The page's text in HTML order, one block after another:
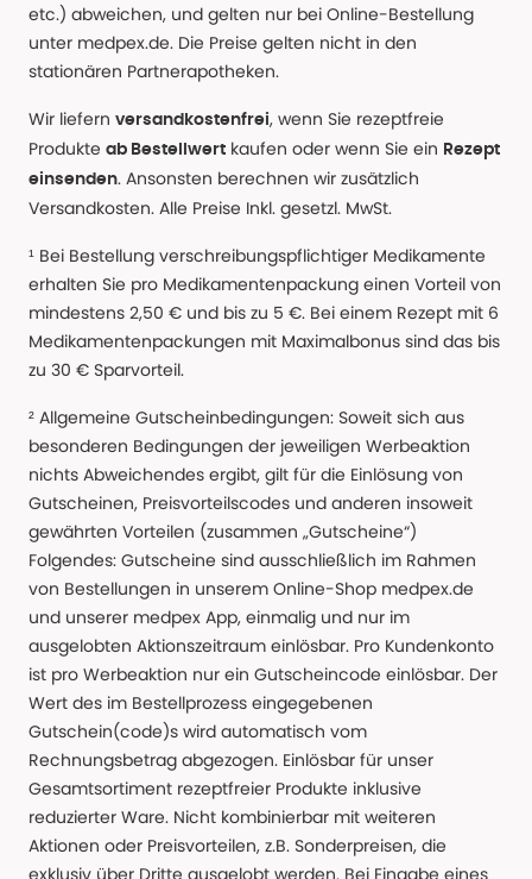
etc.) abweichen, und gelten nur bei Online-Bestellung
unter medpex.de. Die Preise gelten nicht in den
stationären Partnerapotheken.
Wir liefern versandkostenfrei, wenn Sie rezeptfreie
Produkte ab Bestellwert kaufen oder wenn Sie ein Rezept
einsenden. Ansonsten berechnen wir zusätzlich
Versandkosten. Alle Preise Inkl. gesetzl. MwSt.
¹ Bei Bestellung verschreibungspflichtiger Medikamente
erhalten Sie pro Medikamentenpackung einen Vorteil von
mindestens 2,50 € und bis zu 5 €. Bei einem Rezept mit 6
Medikamentenpackungen mit Maximalbonus sind das bis
zu 30 € Sparvorteil.
² Allgemeine Gutscheinbedingungen: Soweit sich aus
besonderen Bedingungen der jeweiligen Werbeaktion
nichts Abweichendes ergibt, gilt für die Einlösung von
Gutscheinen, Preisvorteilscodes und anderen insoweit
gewährten Vorteilen (zusammen „Gutscheine“)
Folgendes: Gutscheine sind ausschließlich im Rahmen
von Bestellungen in unserem Online-Shop medpex.de
und unserer medpex App, einmalig und nur im
ausgelobten Aktionszeitraum einlösbar. Pro Kundenkonto
ist pro Werbeaktion nur ein Gutscheincode einlösbar. Der
Wert des im Bestellprozess eingegebenen
Gutschein(code)s wird automatisch vom
Rechnungsbetrag abgezogen. Einlösbar für unser
Gesamtsortiment rezeptfreier Produkte inklusive
reduzierter Ware. Nicht kombinierbar mit weiteren
Aktionen oder Preisvorteilen, z.B. Sonderpreisen, die